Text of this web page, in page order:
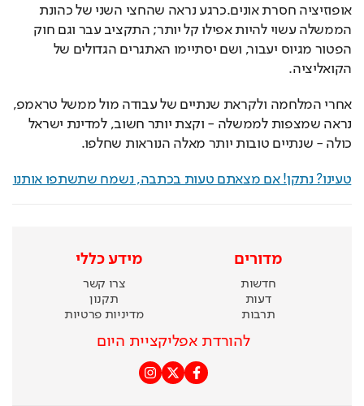
אופוזיציה חסרת אונים.כרגע נראה שהחצי השני של כהונת
הממשלה עשוי להיות אפילו קל יותר; התקציב עבר וגם חוק
הפטור מגיוס יעבור, ושם יסתיימו האתגרים הגדולים של
הקואליציה.
אחרי המלחמה ולקראת שנתיים של עבודה מול ממשל טראמפ,
נראה שמצפות לממשלה - וקצת יותר חשוב, למדינת ישראל
כולה - שנתיים טובות יותר מאלה הנוראות שחלפו.
טעינו? נתקן! אם מצאתם טעות בכתבה, נשמח שתשתפו אותנו
מדורים
חדשות
דעות
תרבות
מידע כללי
צרו קשר
תקנון
מדיניות פרטיות
להורדת אפליקציית היום